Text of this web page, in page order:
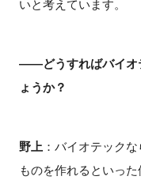
いと考えています。
――どうすればバイオ
ょうか？
野上 ：バイオテック
ものを作れるといっ